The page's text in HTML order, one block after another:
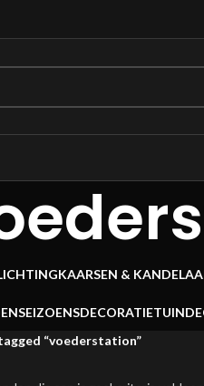
KAARSEN &
SEIZOENSDECORATIE
“voederstation”